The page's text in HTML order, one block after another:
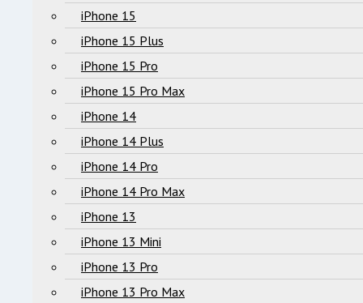
iPhone 15
iPhone 15 Plus
iPhone 15 Pro
iPhone 15 Pro Max
iPhone 14
iPhone 14 Plus
iPhone 14 Pro
iPhone 14 Pro Max
iPhone 13
iPhone 13 Mini
iPhone 13 Pro
iPhone 13 Pro Max